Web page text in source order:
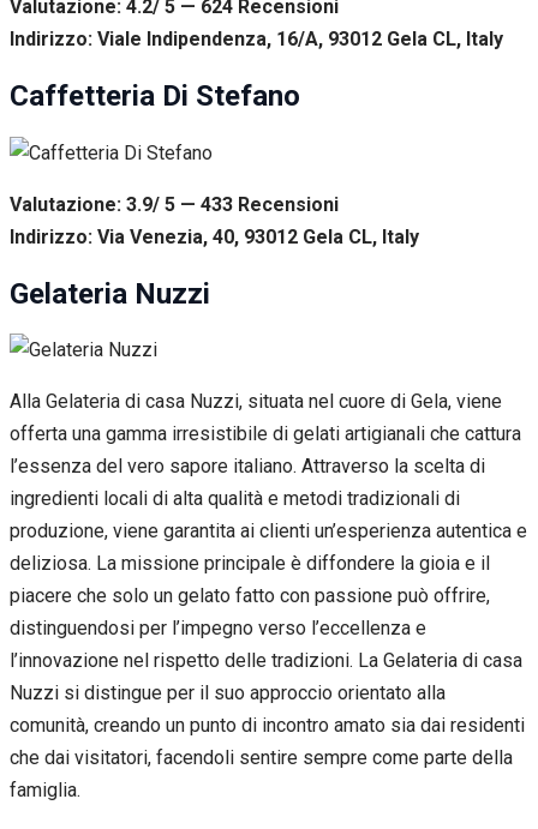
Valutazione: 4.2/ 5 — 624 Recensioni
Indirizzo: Viale Indipendenza, 16/A, 93012 Gela CL, Italy
Caffetteria Di Stefano
Valutazione: 3.9/ 5 — 433 Recensioni
Indirizzo: Via Venezia, 40, 93012 Gela CL, Italy
Gelateria Nuzzi
Alla Gelateria di casa Nuzzi, situata nel cuore di Gela, viene
offerta una gamma irresistibile di gelati artigianali che cattura
l’essenza del vero sapore italiano. Attraverso la scelta di
ingredienti locali di alta qualità e metodi tradizionali di
produzione, viene garantita ai clienti un’esperienza autentica e
deliziosa. La missione principale è diffondere la gioia e il
piacere che solo un gelato fatto con passione può offrire,
distinguendosi per l’impegno verso l’eccellenza e
l’innovazione nel rispetto delle tradizioni. La Gelateria di casa
Nuzzi si distingue per il suo approccio orientato alla
comunità, creando un punto di incontro amato sia dai residenti
che dai visitatori, facendoli sentire sempre come parte della
famiglia.